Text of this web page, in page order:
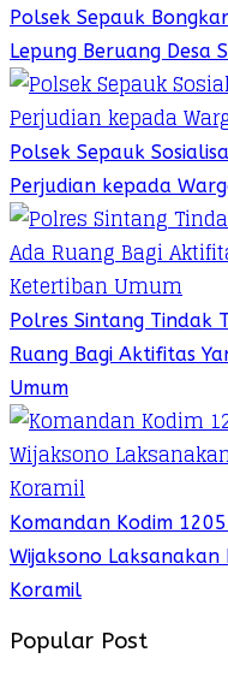
Polsek Sepauk
Lepung Beruang Desa
Polsek Sepauk
Perjudian kepada
Polres Sintang Tindak
Ruang Bagi Aktifitas
Umum
Komandan Kodim
Wijaksono
Koramil
Popular Post